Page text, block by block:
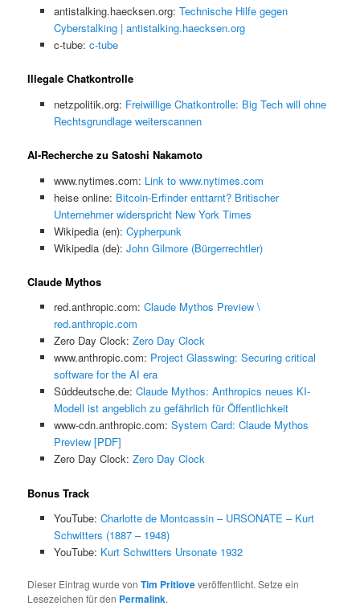
antistalking.haecksen.org: Technische Hilfe gegen
Cyberstalking | antistalking.haecksen.org
c-tube: c-tube
Illegale Chatkontrolle
netzpolitik.org: Freiwillige Chatkontrolle: Big Tech will ohne
Rechtsgrundlage weiterscannen
AI-Recherche zu Satoshi Nakamoto
www.nytimes.com: Link to www.nytimes.com
heise online: Bitcoin-Erfinder enttarnt? Britischer
Unternehmer widerspricht New York Times
Wikipedia (en): Cypherpunk
Wikipedia (de): John Gilmore (Bürgerrechtler)
Claude Mythos
red.anthropic.com: Claude Mythos Preview \
red.anthropic.com
Zero Day Clock: Zero Day Clock
www.anthropic.com: Project Glasswing: Securing critical
software for the AI era
Süddeutsche.de: Claude Mythos: Anthropics neues KI-
Modell ist angeblich zu gefährlich für Öffentlichkeit
www-cdn.anthropic.com: System Card: Claude Mythos
Preview [PDF]
Zero Day Clock: Zero Day Clock
Bonus Track
YouTube: Charlotte de Montcassin – URSONATE – Kurt
Schwitters (1887 – 1948)
YouTube: Kurt Schwitters Ursonate 1932
Dieser Eintrag wurde vonTim Pritloveveröffentlicht. Setze ein
Lesezeichen für den Permalink.